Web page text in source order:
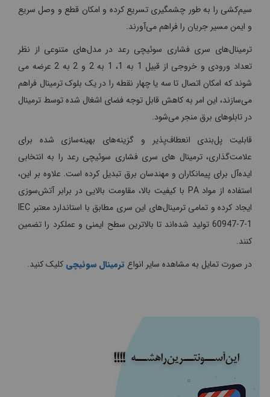
سیم‌کشی را به طور چشمگیری تسریع کرده و امکان قطع و وصل سریع
و ایمن مسیر جریان را فراهم می‌آورند.
ترمینال‌های سری فشاری سوئیچی رعد در مدل‌های متنوعی از نظر
تعداد ورودی و خروجی از قبیل 1 به 1، 1 به 2 و 2 به 2 عرضه می
شوند که امکان اتصال تا سه یا چهار نقطه را در یک بلوک ترمینال فراهم
می‌سازند، این امر به کاهش قابل توجه فضای اشغال شده توسط ترمینال
در تابلوهای برق منجر می‌شود.
قابلیت پل‌بندی انعطاف‌پذیر و گزینه‌های بهینه‌سازی شده برای
علامت‌گذاری، ترمینال های سری فشاری سوئیچی رعد را به انتخابی
ایده‌آل برای پیمانکاران و مهندسان برق تبدیل کرده است. علاوه بر این،
استفاده از مواد PA با کیفیت بالا، مقاومت بالایی در برابر آتش‌سوزی
ایجاد کرده و تمامی ترمینال‌های این سری مطابق با استاندارد معتبر IEC
60947-7-1 تولید شده‌اند تا بالاترین سطح ایمنی و عملکرد را تضمین
کنند.
در صورت تمایل به مشاهده سایر انواع ترمینال سوئیچی کلیک کنید.